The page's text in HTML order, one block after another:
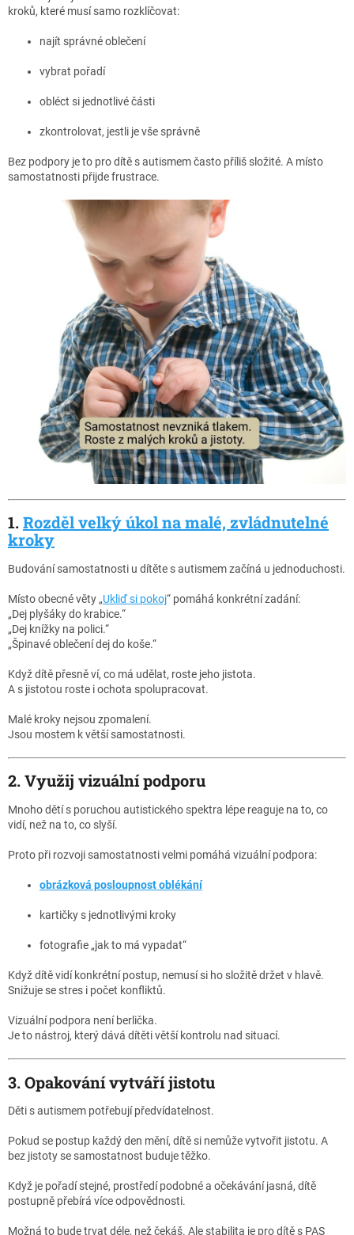
kroků, které musí samo rozklíčovat:
najít správné oblečení
vybrat pořadí
obléct si jednotlivé části
zkontrolovat, jestli je vše správně
Bez podpory je to pro dítě s autismem často příliš složité. A místo
samostatnosti přijde frustrace.
1.Rozděl velký úkol na malé, zvládnutelné
kroky
Budování samostatnosti u dítěte s autismem začíná u jednoduchosti.
Místo obecné věty „Ukliď si pokoj“ pomáhá konkrétní zadání:
„Dej plyšáky do krabice.“
„Dej knížky na polici.“
„Špinavé oblečení dej do koše.“
Když dítě přesně ví, co má udělat, roste jeho jistota.
A s jistotou roste i ochota spolupracovat.
Malé kroky nejsou zpomalení.
Jsou mostem k větší samostatnosti.
2. Využij vizuální podporu
Mnoho dětí s poruchou autistického spektra lépe reaguje na to, co
vidí, než na to, co slyší.
Proto při rozvoji samostatnosti velmi pomáhá vizuální podpora:
obrázková posloupnost oblékání
kartičky s jednotlivými kroky
fotografie „jak to má vypadat“
Když dítě vidí konkrétní postup, nemusí si ho složitě držet v hlavě.
Snižuje se stres i počet konfliktů.
Vizuální podpora není berlička.
Je to nástroj, který dává dítěti větší kontrolu nad situací.
3. Opakování vytváří jistotu
Děti s autismem potřebují předvídatelnost.
Pokud se postup každý den mění, dítě si nemůže vytvořit jistotu. A
bez jistoty se samostatnost buduje těžko.
Když je pořadí stejné, prostředí podobné a očekávání jasná, dítě
postupně přebírá více odpovědnosti.
Možná to bude trvat déle, než čekáš. Ale stabilita je pro dítě s PAS